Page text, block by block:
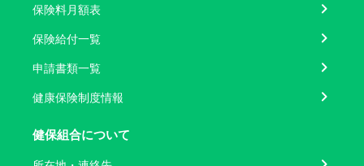
保険料月額表
保険給付一覧
申請書類一覧
健康保険制度情報
健保組合について